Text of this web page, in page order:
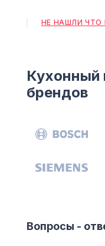
НЕ НАШЛИ ЧТО
Кухонный
брендов
Вопросы -